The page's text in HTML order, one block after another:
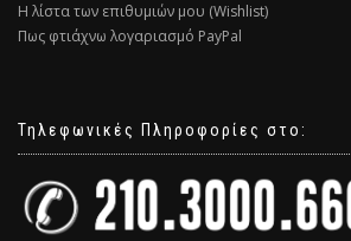
Η λίστα των επιθυμιών μου (Wishlist)
Πως φτιάχνω λογαριασμό PayPal
Τηλεφωνικές Πληροφορίες στο: